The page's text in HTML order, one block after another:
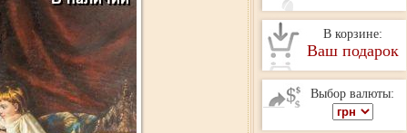
В корзине:
Ваш подарок
Выбор валюты: